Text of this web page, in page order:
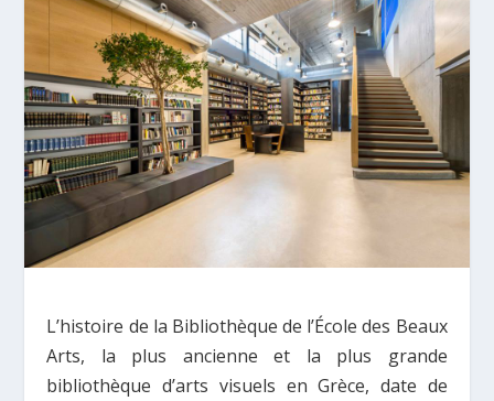
L’histoire de la Bibliothèque de l’École des Beaux
Arts, la plus ancienne et la plus grande
bibliothèque d’arts visuels en Grèce, date de